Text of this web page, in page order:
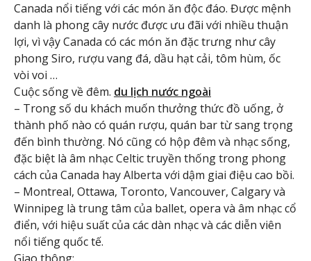
Canada nổi tiếng với các món ăn độc đáo. Được mệnh
danh là phong cây nước được ưu đãi với nhiều thuận
lợi, vì vậy Canada có các món ăn đặc trưng như cây
phong Siro, rượu vang đá, dầu hạt cải, tôm hùm, ốc
vòi voi …
Cuộc sống về đêm. du lịch nước ngoài
– Trong số du khách muốn thưởng thức đồ uống, ở
thành phố nào có quán rượu, quán bar từ sang trọng
đến bình thường. Nó cũng có hộp đêm và nhạc sống,
đặc biệt là âm nhạc Celtic truyền thống trong phong
cách của Canada hay Alberta với dậm giai điệu cao bồi.
– Montreal, Ottawa, Toronto, Vancouver, Calgary và
Winnipeg là trung tâm của ballet, opera và âm nhạc cổ
điển, với hiệu suất của các dàn nhạc và các diễn viên
nổi tiếng quốc tế.